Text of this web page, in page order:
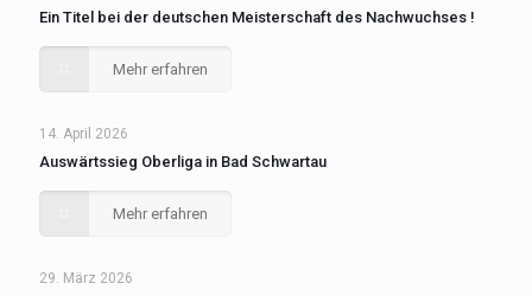
Ein Titel bei der deutschen Meisterschaft des Nachwuchses !
Mehr erfahren
14. April 2026
Auswärtssieg Oberliga in Bad Schwartau
Mehr erfahren
29. März 2026